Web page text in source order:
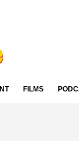
FILMS